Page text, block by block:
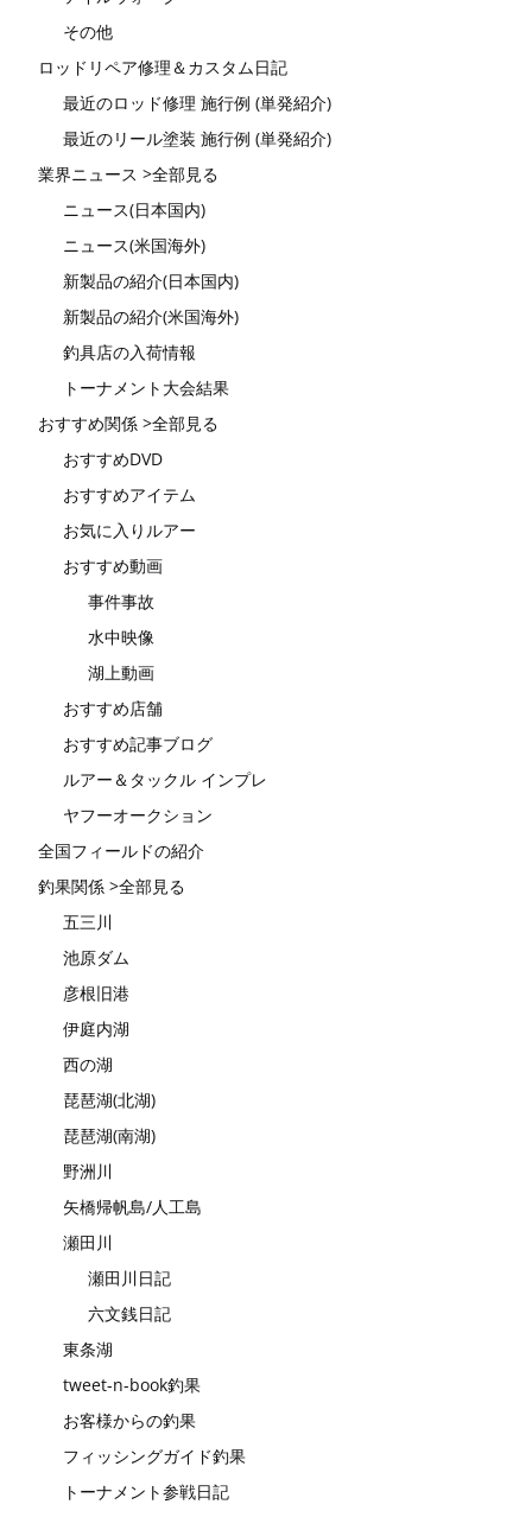
その他
ロッドリペア修理＆カスタム日記
最近のロッド修理 施行例 (単発紹介)
最近のリール塗装 施行例 (単発紹介)
業界ニュース >全部見る
ニュース(日本国内)
ニュース(米国海外)
新製品の紹介(日本国内)
新製品の紹介(米国海外)
釣具店の入荷情報
トーナメント大会結果
おすすめ関係 >全部見る
おすすめDVD
おすすめアイテム
お気に入りルアー
おすすめ動画
事件事故
水中映像
湖上動画
おすすめ店舗
おすすめ記事ブログ
ルアー＆タックル インプレ
ヤフーオークション
全国フィールドの紹介
釣果関係 >全部見る
五三川
池原ダム
彦根旧港
伊庭内湖
西の湖
琵琶湖(北湖)
琵琶湖(南湖)
野洲川
矢橋帰帆島/人工島
瀬田川
瀬田川日記
六文銭日記
東条湖
tweet-n-book釣果
お客様からの釣果
フィッシングガイド釣果
トーナメント参戦日記